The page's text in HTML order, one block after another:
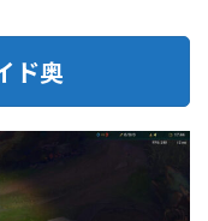
ド奥